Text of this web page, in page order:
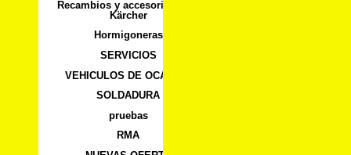
Recambios y accesorios para
Kärcher
Hormigoneras
SERVICIOS
VEHICULOS DE OCASION
SOLDADURA
pruebas
RMA